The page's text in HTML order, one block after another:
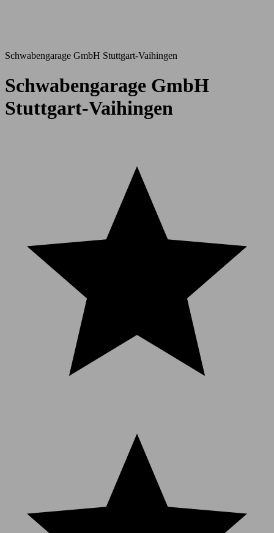
Schwabengarage GmbH Stuttgart-Vaihingen
Schwabengarage GmbH
Stuttgart-Vaihingen